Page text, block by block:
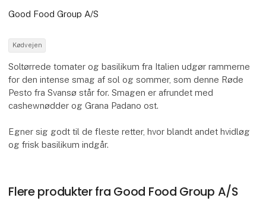
Good Food Group A/S
Kødvejen
Soltørrede tomater og basilikum fra Italien udgør rammerne
for den intense smag af sol og sommer, som denne Røde
Pesto fra Svansø står for. Smagen er afrundet med
cashewnødder og Grana Padano ost.
Egner sig godt til de fleste retter, hvor blandt andet hvidløg
og frisk basilikum indgår.
Flere produkter fra Good Food Group A/S